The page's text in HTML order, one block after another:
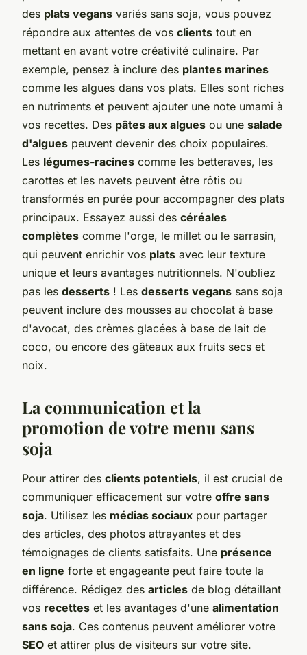
des plats vegans variés sans soja, vous pouvez
répondre aux attentes de vos clients tout en
mettant en avant votre créativité culinaire. Par
exemple, pensez à inclure des plantes marines
comme les algues dans vos plats. Elles sont riches
en nutriments et peuvent ajouter une note umami à
vos recettes. Des pâtes aux algues ou une salade
d'algues peuvent devenir des choix populaires.
Les légumes-racines comme les betteraves, les
carottes et les navets peuvent être rôtis ou
transformés en purée pour accompagner des plats
principaux. Essayez aussi des céréales
complètes comme l'orge, le millet ou le sarrasin,
qui peuvent enrichir vos plats avec leur texture
unique et leurs avantages nutritionnels. N'oubliez
pas les desserts ! Les desserts vegans sans soja
peuvent inclure des mousses au chocolat à base
d'avocat, des crèmes glacées à base de lait de
coco, ou encore des gâteaux aux fruits secs et
noix.
La communication et la
promotion de votre menu sans
soja
Pour attirer des clients potentiels, il est crucial de
communiquer efficacement sur votre offre sans
soja. Utilisez les médias sociaux pour partager
des articles, des photos attrayantes et des
témoignages de clients satisfaits. Une présence
en ligne forte et engageante peut faire toute la
différence. Rédigez des articles de blog détaillant
vos recettes et les avantages d'une alimentation
sans soja. Ces contenus peuvent améliorer votre
SEO et attirer plus de visiteurs sur votre site.